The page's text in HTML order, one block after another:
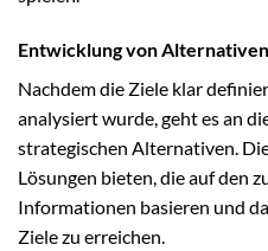
Entwicklung von Alternativen
Nachdem die Ziele klar
analysiert wurde, geht es an
strategischen Alternativen.
Lösungen bieten, die auf den
Informationen basieren und
Ziele zu erreichen.